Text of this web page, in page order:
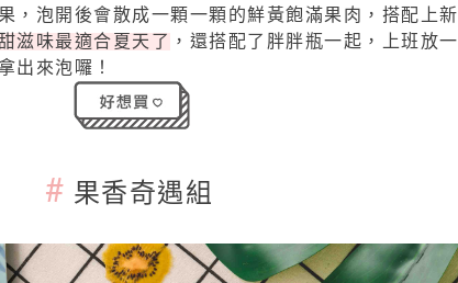
，泡開後會散成一顆一顆的鮮黃飽滿果肉，搭配上新
滋味最適合夏天了
，還搭配了胖胖瓶一起，上班放一
出來泡囉！
# 果香奇遇組